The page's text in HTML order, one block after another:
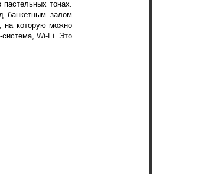
тонах.
банкетным залом
на которую можно
Wi-Fi. Это